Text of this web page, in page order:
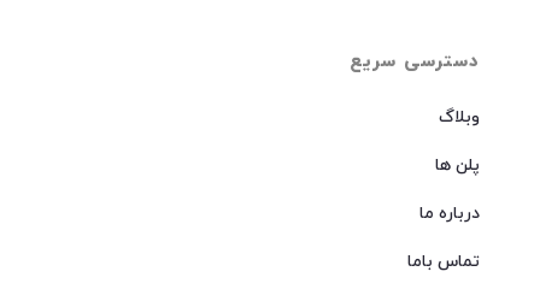
دسترسی سریع
وبلاگ
پلن ها
درباره ما
تماس باما